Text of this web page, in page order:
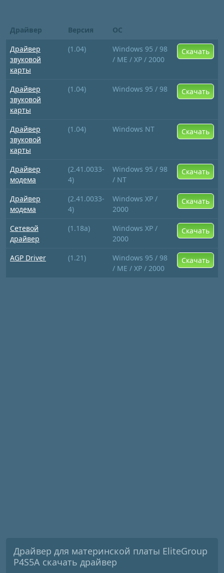
Драйвер Версия
ОС
Драйвер
звуковой
карты
(1.04)
Windows 95 / 98
/ ME / XP / 2000
Скачать
Драйвер
звуковой
карты
(1.04) Windows 95 / 98 Скачать
Драйвер
звуковой
карты
(1.04) Windows NT Скачать
Драйвер
модема
(2.41.0033-
4)
Windows 95 / 98
/ NT
Скачать
Драйвер
модема
(2.41.0033-
4)
Windows XP /
2000
Скачать
Сетевой
драйвер
(1.18a)
Windows XP /
2000
Скачать
AGP Driver (1.21)
Windows 95 / 98
/ ME / XP / 2000
Скачать
Драйвер для материнской платы EliteGroup
P4S5A скачать драйвер